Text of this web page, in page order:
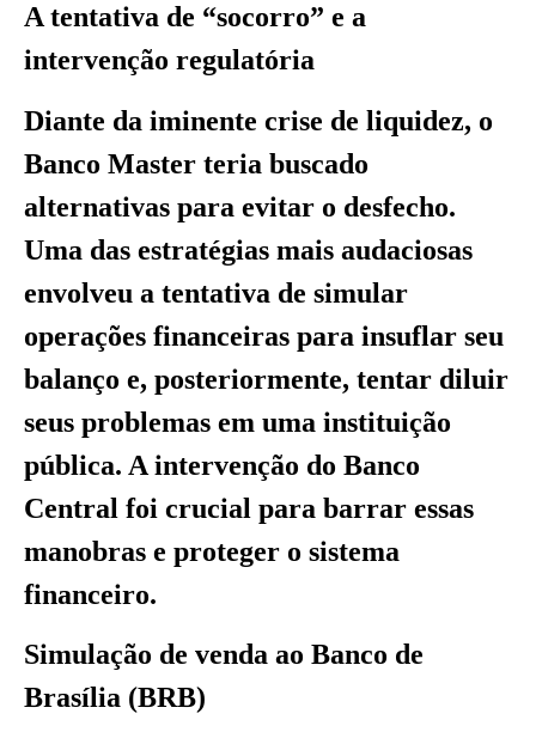
A tentativa de “socorro” e a
intervenção regulatória
Diante da iminente crise de liquidez, o
Banco Master teria buscado
alternativas para evitar o desfecho.
Uma das estratégias mais audaciosas
envolveu a tentativa de simular
operações financeiras para insuflar seu
balanço e, posteriormente, tentar diluir
seus problemas em uma instituição
pública. A intervenção do Banco
Central foi crucial para barrar essas
manobras e proteger o sistema
financeiro.
Simulação de venda ao Banco de
Brasília (BRB)